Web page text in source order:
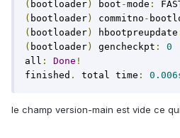
( bootloader) boot -mode :
( bootloader) commitno -
( bootloader) hbootpreupdate
( bootloader) gencheckpt :
0
all : Done !
finished . total time :
le champ version-main est vide ce